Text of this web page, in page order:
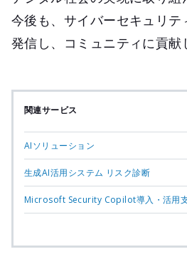
今後も、サイバーセキュリテ
発信し、コミュニティに貢献
関連サービス
AIソリューション
生成AI活用システム リスク診断
Microsoft Security Copilot導入・活用